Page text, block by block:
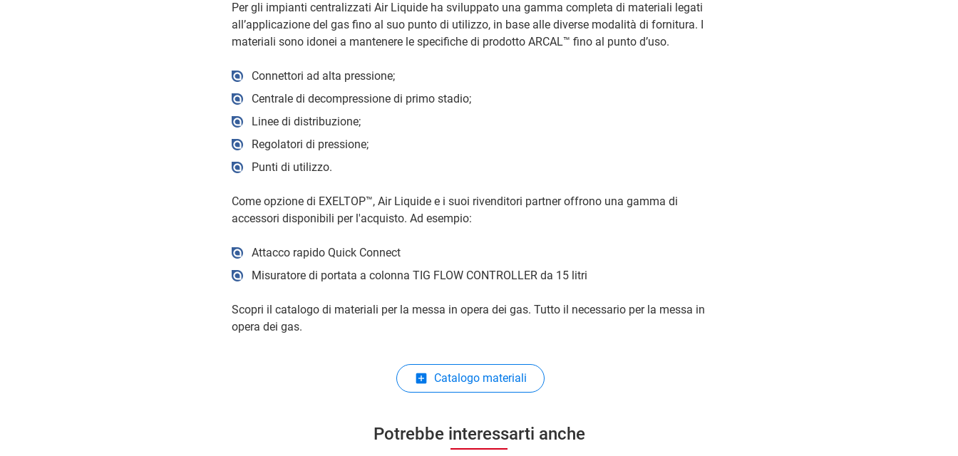
Per gli impianti centralizzati Air Liquide ha sviluppato una gamma completa di materiali legati
all’applicazione del gas fino al suo punto di utilizzo, in base alle diverse modalità di fornitura. I
materiali sono idonei a mantenere le specifiche di prodotto ARCAL™ fino al punto d’uso.
Connettori ad alta pressione;
Centrale di decompressione di primo stadio;
Linee di distribuzione;
Regolatori di pressione;
Punti di utilizzo.
Come opzione di EXELTOP™, Air Liquide e i suoi rivenditori partner offrono una gamma di
accessori disponibili per l'acquisto. Ad esempio:
Attacco rapido Quick Connect
Misuratore di portata a colonna TIG FLOW CONTROLLER da 15 litri
Scopri il catalogo di materiali per la messa in opera dei gas. Tutto il necessario per la messa in
opera dei gas.
Catalogo materiali
Potrebbe interessarti anche